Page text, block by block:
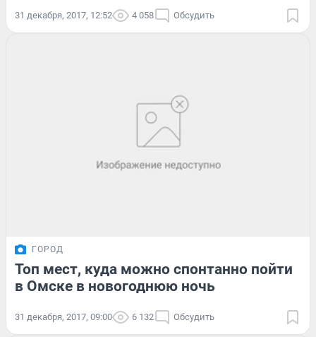
31 декабря, 2017, 12:52 4 058 Обсудить
ГОРОД
Топ мест, куда можно спонтанно пойти
в Омске в новогоднюю ночь
31 декабря, 2017, 09:00 6 132 Обсудить